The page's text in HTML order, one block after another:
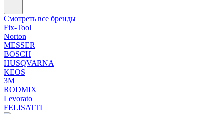
Смотреть все бренды
Fix-Tool
Norton
MESSER
BOSCH
HUSQVARNA
KEOS
3М
RODMIX
Levorato
FELISATTI